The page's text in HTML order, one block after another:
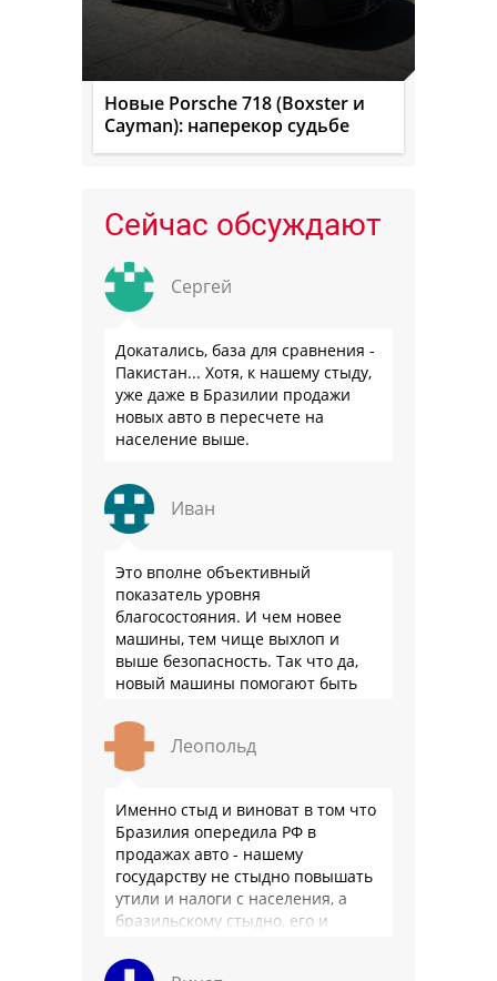
Новые Porsche 718 (Boxster и
Cayman): наперекор судьбе
Сейчас обсуждают
Сергей
Докатались, база для сравнения -
Пакистан... Хотя, к нашему стыду,
уже даже в Бразилии продажи
новых авто в пересчете на
население выше.
Иван
Это вполне объективный
показатель уровня
благосостояния. И чем новее
машины, тем чище выхлоп и
выше безопасность. Так что да,
новый машины помогают быть
Леопольд
Именно стыд и виноват в том что
Бразилия опередила РФ в
продажах авто - нашему
государству не стыдно повышать
утили и налоги с населения, а
бразильскому стыдно, его и